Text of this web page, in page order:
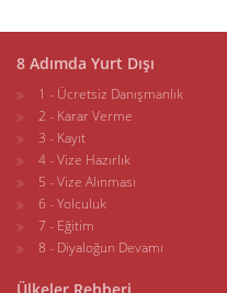
8 Adımda Yurt Dışı
1 - Ücretsiz Danışmanlık
2 - Karar Verme
3 - Kayıt
4 - Vize Hazırlık
5 - Vize Alınması
6 - Yolculuk
7 - Eğitim
8 - Diyaloğun Devamı